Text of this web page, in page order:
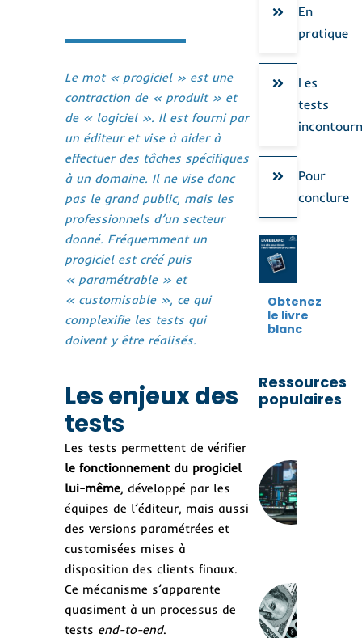
Le mot « progiciel » est une
contraction de « produit » et
de « logiciel ». Il est fourni par
un éditeur et vise à aider à
effectuer des tâches spécifiques
à un domaine. Il ne vise donc
pas le grand public, mais les
professionnels d’un secteur
donné. Fréquemment un
progiciel est créé puis
« paramétrable » et
« customisable », ce qui
complexifie les tests qui
doivent y être réalisés.
Les enjeux des
tests
Les tests permettent de vérifier
le fonctionnement du progiciel
lui-même, développé par les
équipes de l’éditeur, mais aussi
des versions paramétrées et
customisées mises à
disposition des clients finaux.
Ce mécanisme s’apparente
quasiment à un processus de
tests end-to-end.
En
pratique
Les
tests
Pour
conclure
Obtenez
le livre
blanc
Ressources
populaires